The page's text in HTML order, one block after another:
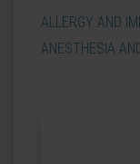
ALLERGY AND
ANESTHESIA